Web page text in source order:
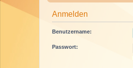
Anmelden
Benutzername:
Passwort: